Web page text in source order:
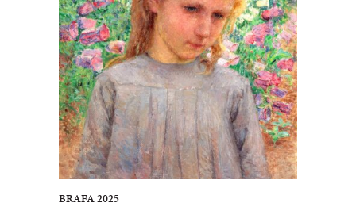
BRAFA 2025